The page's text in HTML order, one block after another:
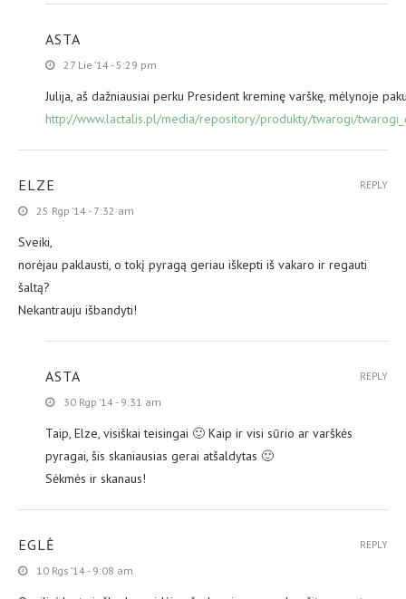
ASTA
27 Lie ’14 - 5:29 pm
Julija, aš dažniausiai perku President kreminę varškę, mėlynoje
http://www.lactalis.pl/media/repository/produkty/twarogi/
ELZE
25 Rgp ’14 - 7:32 am
Sveiki,
norėjau paklausti, o tokį pyragą geriau iškepti iš vakaro ir regauti
šaltą?
Nekantrauju išbandyti!
REPLY
ASTA
30 Rgp ’14 - 9:31 am
Taip, Elze, visiškai teisingai 🙂 Kaip ir visi sūrio ar varškės
pyragai, šis skaniausias gerai atšaldytas 🙂
Sėkmės ir skanaus!
REPLY
EGLĖ
10 Rgs ’14 - 9:08 am
REPLY